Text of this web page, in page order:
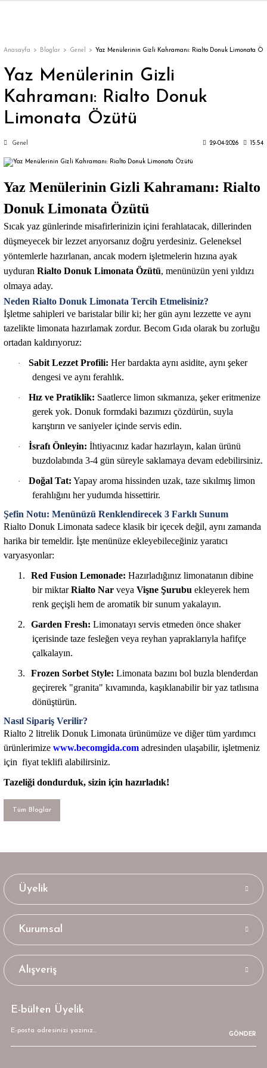
Anasayfa Bloglar Genel Yaz Menülerinin Gizli Kahramanı: Rialto Donuk Limonata
Yaz Menülerinin Gizli
Kahramanı: Rialto Donuk
Limonata Özütü
Genel 29-04-2026 15:54
Yaz Menülerinin Gizli Kahramanı: Rialto
Donuk Limonata Özütü
Sıcak yaz günlerinde misafirlerinizin içini ferahlatacak, dillerinden
düşmeyecek bir lezzet arıyorsanız doğru yerdesiniz. Geleneksel
yöntemlerle hazırlanan, ancak modern işletmelerin hızına ayak
uyduran Rialto Donuk Limonata Özütü, menünüzün yeni yıldızı
olmaya aday.
Neden Rialto Donuk Limonata Tercih Etmelisiniz?
İşletme sahipleri ve baristalar bilir ki; her gün aynı lezzette ve aynı
tazelikte limonata hazırlamak zordur. Becom Gıda olarak bu zorluğu
ortadan kaldırıyoruz:
· Sabit Lezzet Profili: Her bardakta aynı asidite, aynı şeker
dengesi ve aynı ferahlık.
· Hız ve Pratiklik: Saatlerce limon sıkmanıza, şeker eritmenize
gerek yok. Donuk formdaki bazımızı çözdürün, suyla
karıştırın ve saniyeler içinde servis edin.
· İsrafı Önleyin: İhtiyacınız kadar hazırlayın, kalan ürünü
buzdolabında 3-4 gün süreyle saklamaya devam edebilirsiniz.
· Doğal Tat: Yapay aroma hissinden uzak, taze sıkılmış limon
ferahlığını her yudumda hissettirir.
Şefin Notu: Menünüzü Renklendirecek 3 Farklı Sunum
Rialto Donuk Limonata sadece klasik bir içecek değil, aynı zamanda
harika bir temeldir. İşte menünüze ekleyebileceğiniz yaratıcı
varyasyonlar:
1.
Red Fusion Lemonade: Hazırladığınız limonatanın dibine
bir miktarRialto Nar veya Vişne Şurubu ekleyerek hem
renk geçişli hem de aromatik bir sunum yakalayın.
2.
Garden Fresh: Limonatayı servis etmeden önce shaker
içerisinde taze fesleğen veya reyhan yapraklarıyla hafifçe
çalkalayın.
3.
Frozen Sorbet Style: Limonata bazını bol buzla blenderdan
geçirerek "granita" kıvamında, kaşıklanabilir bir yaz tatlısına
dönüştürün.
Nasıl Sipariş Verilir?
Rialto 2 litrelik Donuk Limonata ürünümüze ve diğer tüm yardımcı
ürünlerimize www.becomgida.com adresinden ulaşabilir, işletmeniz
için fiyat teklifi alabilirsiniz.
Tazeliği dondurduk, sizin için hazırladık!
Tüm Bloglar
Üyelik
Kurumsal
Alışveriş
E-bülten Üyelik
GÖNDER